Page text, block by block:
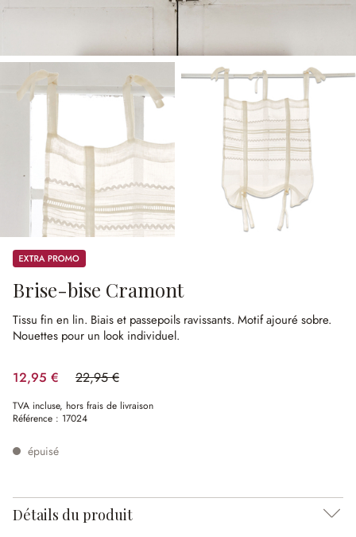
Promos
Brise-bise Cramont
Tissu fin en lin. Biais et passepoils ravissants. Motif ajouré sobre.
Nouettes pour un look individuel.
12,95 € 22,95 €
(43.57%spared)
TVA incluse, hors frais de livraison
Référence : 17024
épuisé
Détails du produit